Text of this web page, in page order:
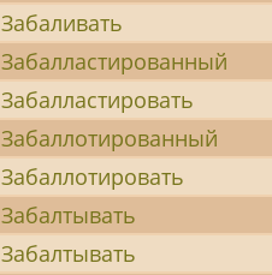
Забаливать
Забалластированный
Забалластировать
Забаллотированный
Забаллотировать
Забалтывать
Забалтывать